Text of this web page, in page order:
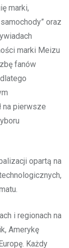
marki,
oraz
marki Meizu
fanów
na pierwsze
opartą na
i regionach na
Amerykę
Każdy